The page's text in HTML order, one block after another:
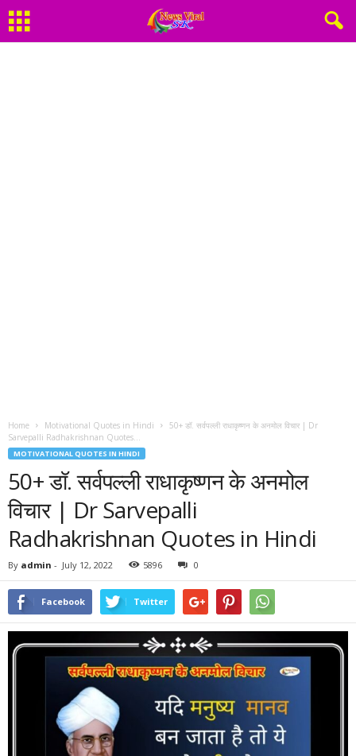
Home Motivational Quotes in Hindi
50+ डॉ. सर्वपल्ली राधाकृष्णन के अनमोल विचार | Dr
Sarvepalli Radhakrishnan Quotes...
MOTIVATIONAL QUOTES IN HINDI
50+ डॉ. सर्वपल्ली राधाकृष्णन के अनमोल
विचार | Dr Sarvepalli
Radhakrishnan Quotes in Hindi
By admin - July 12, 2022 5896 0
Facebook Twitter